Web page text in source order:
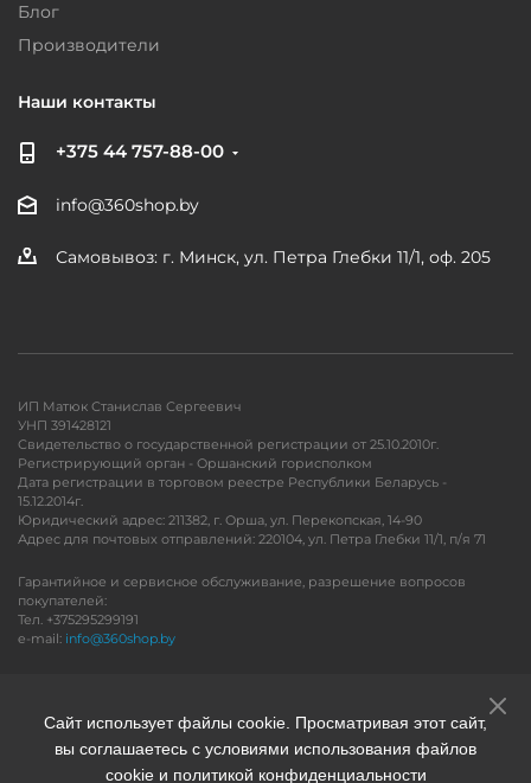
Блог
Производители
Наши контакты
+375 44 757-88-00
info@360shop.by
Самовывоз: г. Минск, ул. Петра Глебки 11/1, оф. 205
ИП Матюк Станислав Сергеевич
УНП 391428121
Свидетельство о государственной регистрации от 25.10.2010г.
Регистрирующий орган - Оршанский горисполком
Дата регистрации в торговом реестре Республики Беларусь -
15.12.2014г.
Юридический адрес: 211382, г. Орша, ул. Перекопская, 14-90
Адрес для почтовых отправлений: 220104, ул. Петра Глебки 11/1, п/я 71
Гарантийное и сервисное обслуживание, разрешение вопросов
покупателей:
Тел. +375295299191
e-mail: info@360shop.by
Сайт использует файлы cookie. Просматривая этот сайт,
вы соглашаетесь с условиями использования файлов
cookie и политикой конфиденциальности